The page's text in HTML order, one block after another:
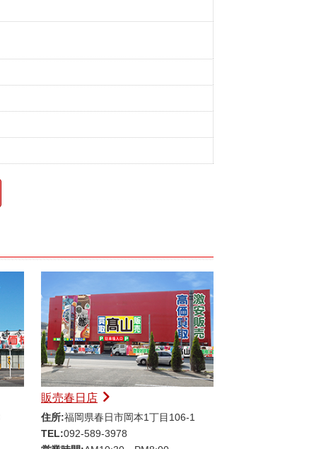
販売春日店
住所:福岡県春日市岡本1丁目106-1
TEL:092-589-3978